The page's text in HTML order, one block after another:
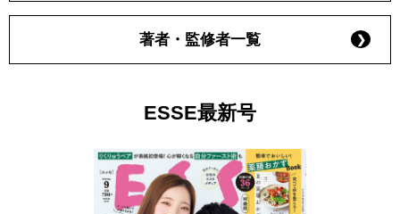
著者・監修者一覧
ESSE最新号